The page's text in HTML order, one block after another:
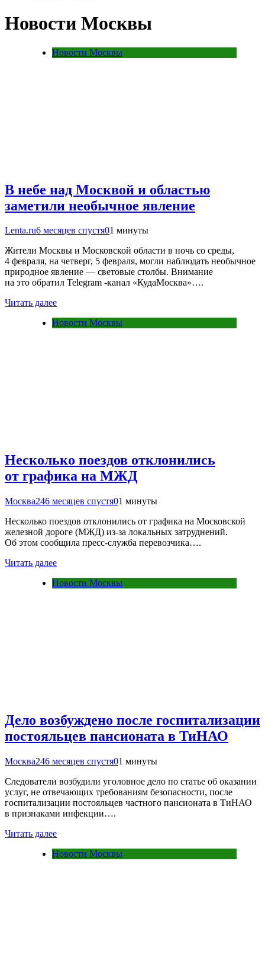
Новости Москвы
Новости Москвы
В небе над Москвой и областью
заметили необычное явление
Lenta.ru6 месяцев спустя01 минуты
Жители Москвы и Московской области в ночь со среды,
4 февраля, на четверг, 5 февраля, могли наблюдать необычное
природное явление — световые столбы. Внимание
на это обратил Telegram -канал «КудаМосква»….
Читать далее
Новости Москвы
Несколько поездов отклонились
от графика на МЖД
Москва246 месяцев спустя01 минуты
Несколько поездов отклонились от графика на Московской
железной дороге (МЖД) из-за локальных затруднений.
Об этом сообщила пресс-служба перевозчика….
Читать далее
Новости Москвы
Дело возбуждено после госпитализации
постояльцев пансионата в ТиНАО
Москва246 месяцев спустя01 минуты
Следователи возбудили уголовное дело по статье об оказании
услуг, не отвечающих требованиям безопасности, после
госпитализации постояльцев частного пансионата в ТиНАО
в признаками инфекции….
Читать далее
Новости Москвы